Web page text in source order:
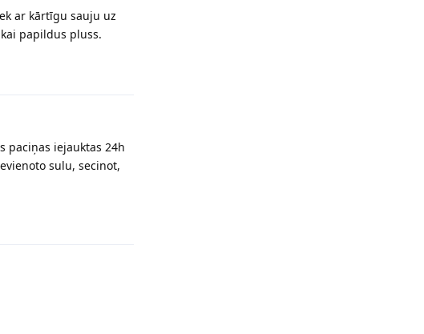
ar kārtīgu sauju uz
papildus pluss.
paciņas iejauktas 24h
sulu, secinot,